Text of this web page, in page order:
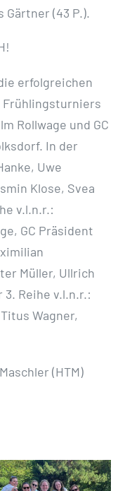
(43 P.).
erfolgreichen
Frühlingsturniers
Rollwage und GC
In der
Uwe
Klose, Svea
v.l.n.r.:
GC Präsident
Müller, Ullrich
3. Reihe v.l.n.r.:
Wagner,
(HTM)